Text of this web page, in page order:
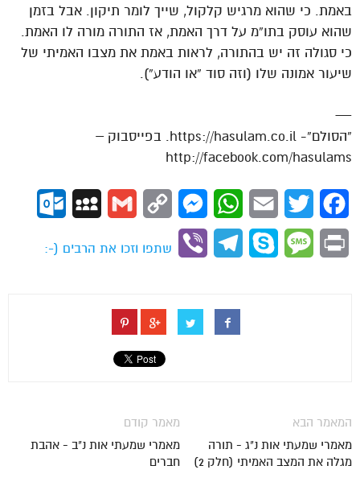
באמת. כי שהוא מרגיש קלקול, שייך לומר תיקון. אבל בזמן
שהוא עוסק בתו”מ על דרך האמת, אז התורה מורה לו האמת.
כי סגולה זה יש בהתורה, לראות באמת את מצבו האמיתי של
שיעור אמונה שלו (וזה סוד “או הודע”).
—
“הסולם”- https://hasulam.co.il. בפייסבוק –
http://facebook.com/hasulams
Facebook
Twitter
Email
WhatsApp
Messenger
Copy
Gmail
MySpace
Print
Message
Skype
Telegram
Viber
שתפו וזכו את הרבים (-:
מאמר קודם
מאמרי שמעתי אות נ"ב - אהבת
חברים
המאמר הבא
מאמרי שמעתי אות נ"ג - תורה
מגלה את המצב האמיתי (חלק 2)